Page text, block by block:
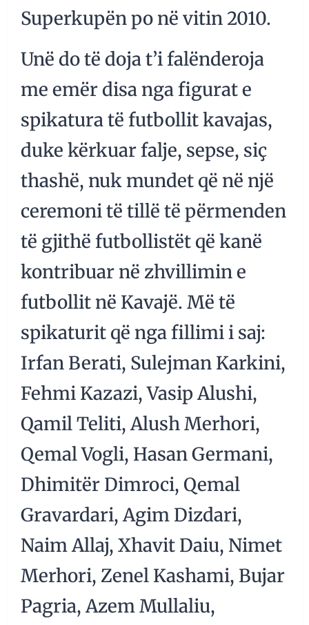
Superkupën po në vitin 2010.
Unë do të doja t’i falënderoja
me emër disa nga figurat e
spikatura të futbollit kavajas,
duke kërkuar falje, sepse, siç
thashë, nuk mundet që në një
ceremoni të tillë të përmenden
të gjithë futbollistët që kanë
kontribuar në zhvillimin e
futbollit në Kavajë. Më të
spikaturit që nga fillimi i saj:
Irfan Berati, Sulejman Karkini,
Fehmi Kazazi, Vasip Alushi,
Qamil Teliti, Alush Merhori,
Qemal Vogli, Hasan Germani,
Dhimitër Dimroci, Qemal
Gravardari, Agim Dizdari,
Naim Allaj, Xhavit Daiu, Nimet
Merhori, Zenel Kashami, Bujar
Pagria, Azem Mullaliu,